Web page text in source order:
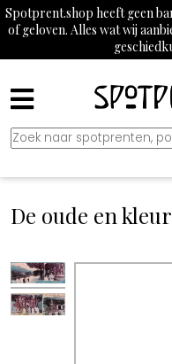
Spotprent.shop heeft geen
of geloven. Alles wat wij
De oude en